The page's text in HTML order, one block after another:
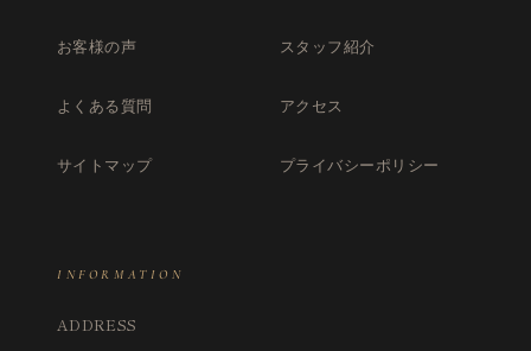
お客様の声 スタッフ紹介
よくある質問 アクセス
サイトマップ プライバシーポリシー
INFORMATION
ADDRESS